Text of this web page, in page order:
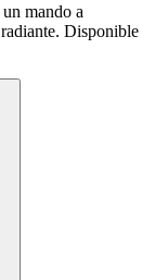
mando a
Disponible